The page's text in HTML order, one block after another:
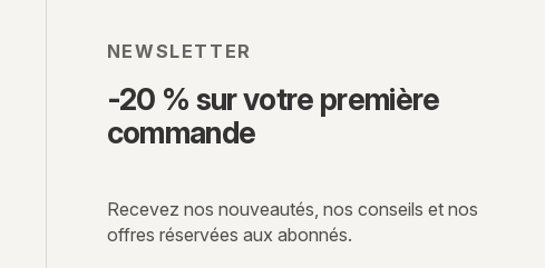
NEWSLETTER
-20 % sur votre première
commande
Recevez nos nouveautés, nos conseils et nos
offres réservées aux abonnés.